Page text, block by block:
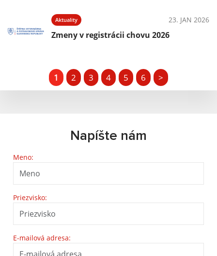
Aktuality 23. JAN 2026
Zmeny v registrácii chovu 2026
1 2 3 4 5 6 >
Napíšte nám
Meno:
Priezvisko:
E-mailová adresa: